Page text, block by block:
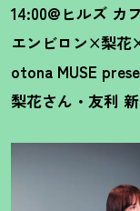
14:00@ヒルズ カ
エンビロン×梨花
otona MUSE
梨花さん・友利